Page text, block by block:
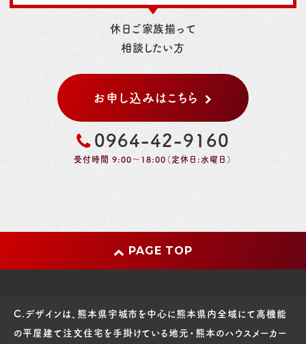
休日ご家族揃って
相談したい方
お申し込みはこちら
0964-42-9160
受付時間 9:00～18:00（定休日:水曜日）
PAGE TOP
C.デザインは、熊本県宇城市を中心に熊本県内全域にて高機能
の平屋建て注文住宅を手掛けている地元・熊本のハウスメーカー